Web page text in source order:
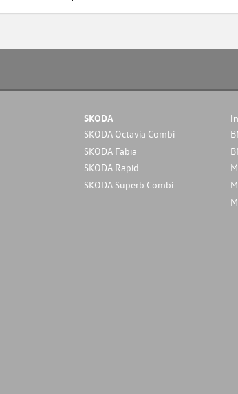
SKODA
SKODA Octavia Combi
SKODA Fabia
SKODA Rapid
SKODA Superb Combi